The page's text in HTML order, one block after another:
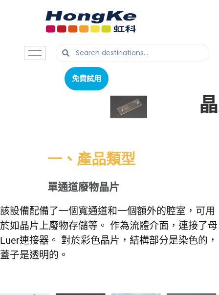
免費試用
免費試用
一、產品類型
單通道廢物晶片
該設備配備了一個寬通道和一個額外的腔室，可用
於如晶片上廢物存儲等。 作為流體介面，連接了母
Luer連接器。 對於彩色晶片，結構部分是染色的，
蓋子是透明的。